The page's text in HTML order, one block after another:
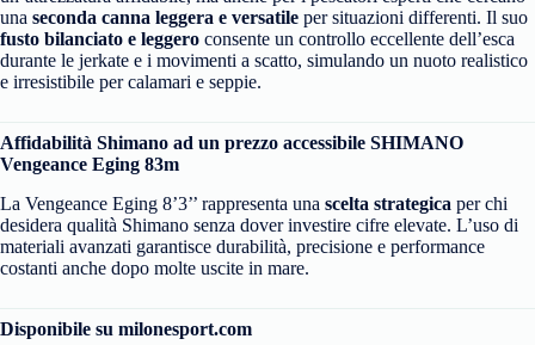
una seconda canna leggera e versatile per situazioni differenti. Il suo
fusto bilanciato e leggero consente un controllo eccellente dell’esca
durante le jerkate e i movimenti a scatto, simulando un nuoto realistico
e irresistibile per calamari e seppie.
Affidabilità Shimano ad un prezzo accessibile SHIMANO
Vengeance Eging 83m
La Vengeance Eging 8’3’’ rappresenta una scelta strategica per chi
desidera qualità Shimano senza dover investire cifre elevate. L’uso di
materiali avanzati garantisce durabilità, precisione e performance
costanti anche dopo molte uscite in mare.
Disponibile su milonesport.com